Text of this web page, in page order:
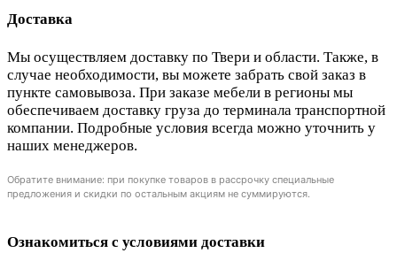
Доставка
Мы осуществляем доставку по Твери и области. Также, в
случае необходимости, вы можете забрать свой заказ в
пункте самовывоза. При заказе мебели в регионы мы
обеспечиваем доставку груза до терминала транспортной
компании. Подробные условия всегда можно уточнить у
наших менеджеров.
Обратите внимание: при покупке товаров в рассрочку специальные
предложения и скидки по остальным акциям не суммируются.
Ознакомиться с условиями доставки